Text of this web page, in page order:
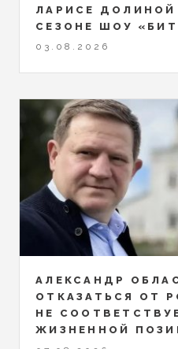
ЛАРИСЕ
СЕЗОНЕ ШОУ
03.08.2026
АЛЕКСАНДР
ОТКАЗАТЬСЯ ОТ
НЕ
ЖИЗНЕННОЙ